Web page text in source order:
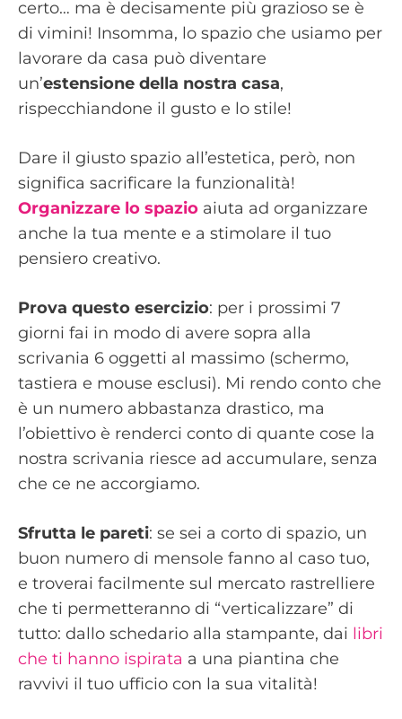
certo… ma è decisamente più grazioso se è
di vimini! Insomma, lo spazio che usiamo per
lavorare da casa può diventare
un’estensione della nostra casa,
rispecchiandone il gusto e lo stile!
Dare il giusto spazio all’estetica, però, non
significa sacrificare la funzionalità!
Organizzare lo spazio aiuta ad organizzare
anche la tua mente e a stimolare il tuo
pensiero creativo.
Prova questo esercizio: per i prossimi 7
giorni fai in modo di avere sopra alla
scrivania 6 oggetti al massimo (schermo,
tastiera e mouse esclusi). Mi rendo conto che
è un numero abbastanza drastico, ma
l’obiettivo è renderci conto di quante cose la
nostra scrivania riesce ad accumulare, senza
che ce ne accorgiamo.
Sfrutta le pareti: se sei a corto di spazio, un
buon numero di mensole fanno al caso tuo,
e troverai facilmente sul mercato rastrelliere
che ti permetteranno di “verticalizzare” di
tutto: dallo schedario alla stampante, dai libri
che ti hanno ispirata a una piantina che
ravvivi il tuo ufficio con la sua vitalità!